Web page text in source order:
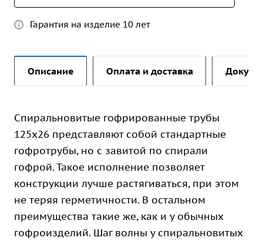
Гарантия на изделие 10 лет
Описание Оплата и доставка
Спиральновитые гофрированные трубы
125х26 представляют собой стандартные
гофротрубы, но с завитой по спирали
гофрой. Такое исполнение позволяет
конструкции лучше растягиваться, при этом
не теряя герметичности. В остальном
преимущества такие же, как и у обычных
гофроизделий. Шаг волны у спиральновитых